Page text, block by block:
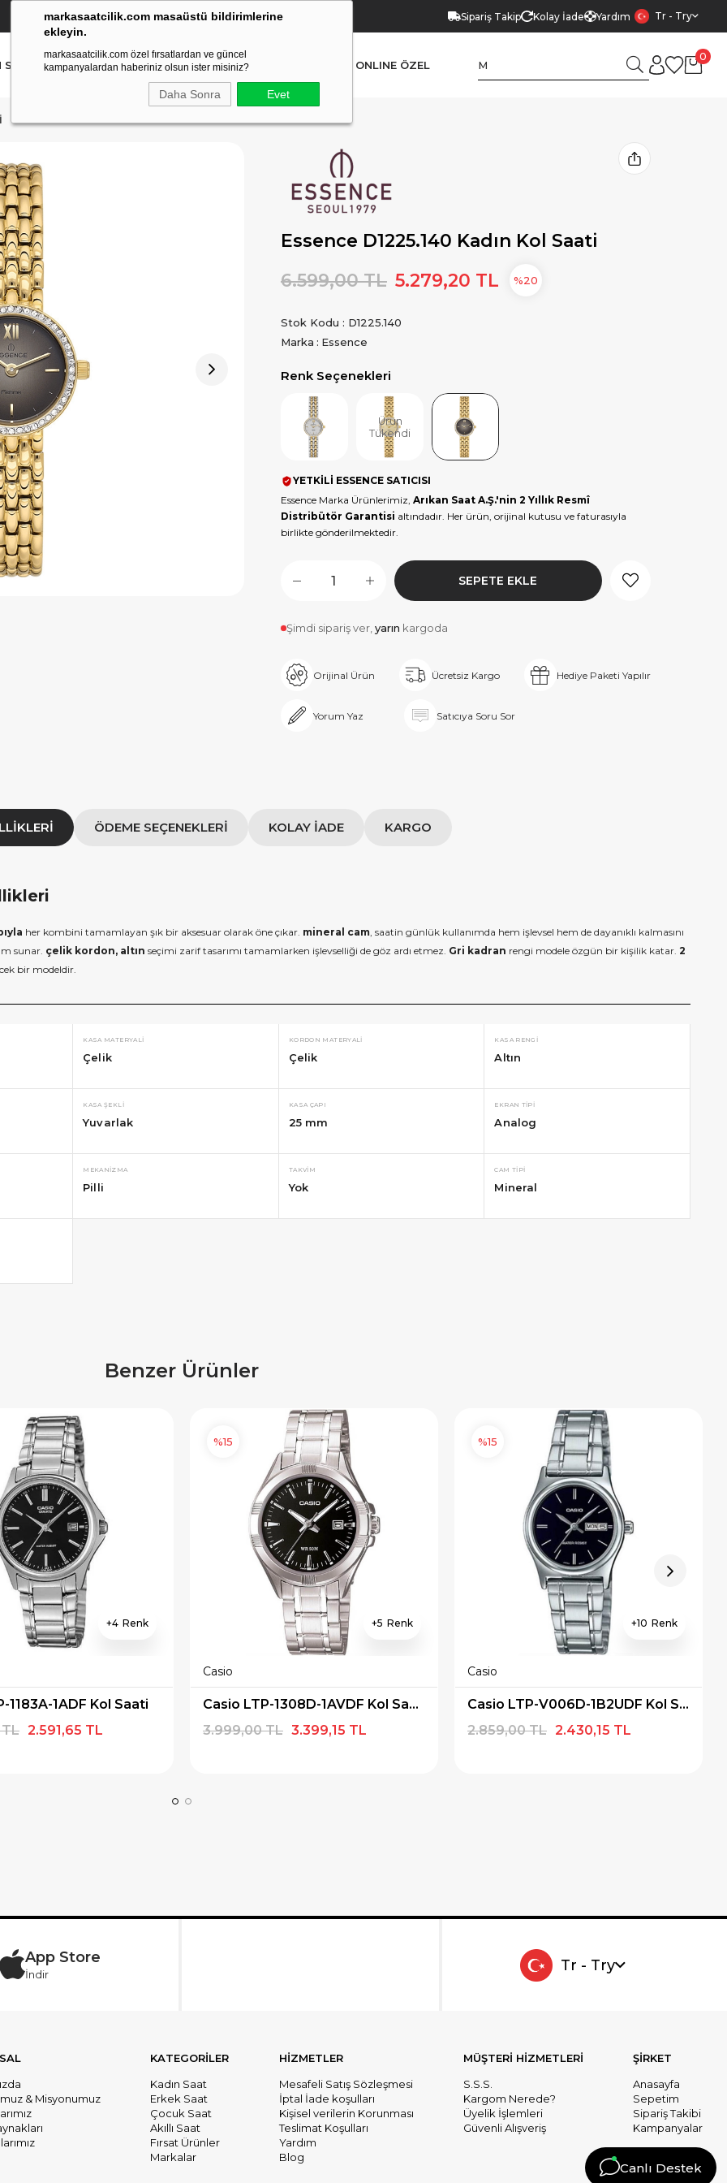
markasaatcilik.com masaüstü bildirimlerine
ekleyin.
markasaatcilik.com özel fırsatlardan ve güncel
kampanyalardan haberiniz olsun ister misiniz?
Daha Sonra Evet
YETKİLİ SATICI (Ücretsiz Kargo Ve İade) Sipariş Takip Kolay İade Yardım Tr - Try
ERKEK SAAT AKILLI SAAT ONLINE ÖZEL
0
Essence D1225.140 Kadın Kol Saati
6.599,00 TL 5.279,20 TL 20
Stok Kodu
D1225.140
Marka : Essence
Renk Seçenekleri
Ürün
Tükendi
YETKİLİ ESSENCE SATICISI
Essence Marka Ürünlerimiz, Arıkan Saat A.Ş.'nin 2 Yıllık Resmî
Distribütör Garantisi altındadır. Her ürün, orijinal kutusu ve faturasıyla
birlikte gönderilmektedir.
Şimdi sipariş ver, yarın kargoda
Orijinal Ürün Ücretsiz Kargo Hediye Paketi Yapılır
Yorum Yaz Satıcıya Soru Sor
ÖDEME SEÇENEKLERI KOLAY İADE KARGO
her kombini tamamlayan şık bir aksesuar olarak öne çıkar. mineral cam, saatin günlük kullanımda hem işlevsel hem de dayanıklı kalmasını
sunar. çelik kordon, altın seçimi zarif tasarımı tamamlarken işlevselliği de göz ardı etmez. Gri kadran rengi modele özgün bir kişilik katar. 2
bir modeldir.
KASA MATERYALI
Çelik
KORDON MATERYALI
Çelik
KASA RENGI
Altın
KASA ŞEKLI
Yuvarlak
KASA ÇAPI
25 mm
EKRAN TIPI
Analog
MEKANIZMA
Pilli
TAKVIM
Yok
CAM TIPI
Mineral
Benzer Ürünler
4
1183A-1ADF Kol Saati
2.591,65 TL
5
Casio
Casio LTP-1308D-1AVDF Kol Saati
3.399,15 TL
3.999,00 TL
%15
10
Casio
Casio LTP-V006D-1B2UDF Kol Saati
2.430,15 TL
2.859,00 TL
%15
App Store
İndir
Tr - Try
& Misyonumuz
KATEGORİLER
Kadın Saat
Erkek Saat
Çocuk Saat
Akıllı Saat
Fırsat Ürünler
Markalar
HİZMETLER
Mesafeli Satış Sözleşmesi
İptal İade koşulları
Kişisel verilerin Korunması
Teslimat Koşulları
Yardım
Blog
MÜŞTERİ HİZMETLERİ
S.S.S.
Kargom Nerede?
Üyelik İşlemleri
Güvenli Alışveriş
ŞİRKET
Anasayfa
Sepetim
Sipariş Takibi
Kampanyalar
özel 500tl
×
10000tl Üzeri Alışverişe özel
×
Canlı Destek